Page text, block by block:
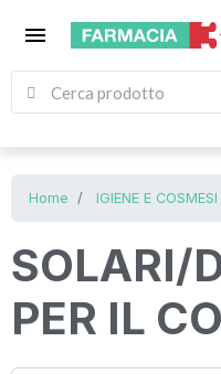
menu
Home IGIENE E COSMESI
SOLARI/
PER IL